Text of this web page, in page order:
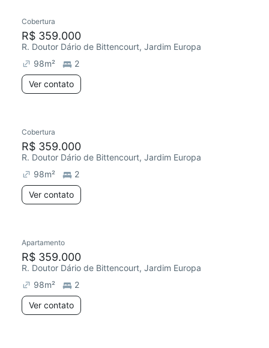
Redecorar
Cobertura
R$ 359.000
R. Doutor Dário de Bittencourt, Jardim Europa
98m²
2
Ver contato
Chegou este mês
Cobertura
R$ 359.000
R. Doutor Dário de Bittencourt, Jardim Europa
98m²
2
Ver contato
Chegou este mês
Apartamento
R$ 359.000
R. Doutor Dário de Bittencourt, Jardim Europa
98m²
2
Ver contato